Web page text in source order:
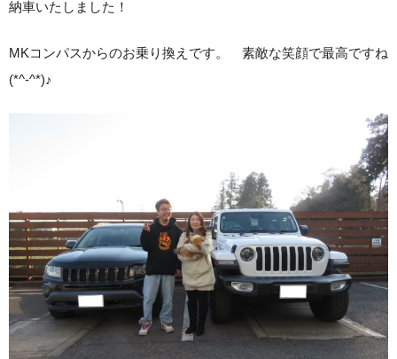
納車いたしました！
MKコンパスからのお乗り換えです。 素敵な笑顔で最高ですね
(*^-^*)♪